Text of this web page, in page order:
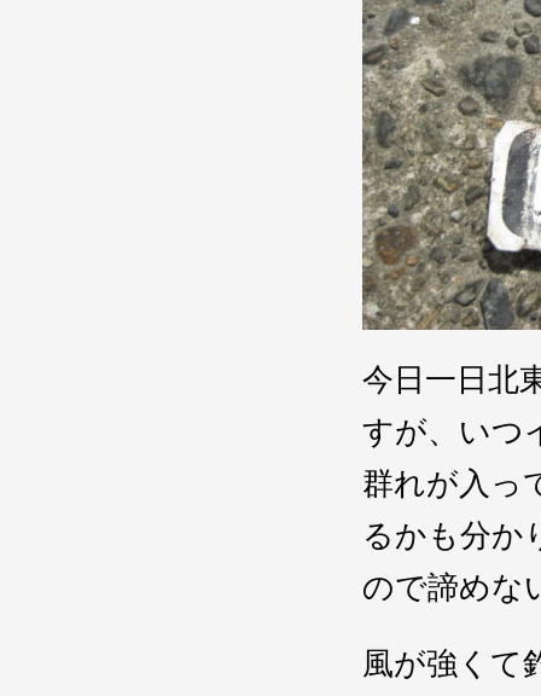
今日一日北
すが、いつ
群れが入っ
るかも分か
ので諦めな
風が強くて